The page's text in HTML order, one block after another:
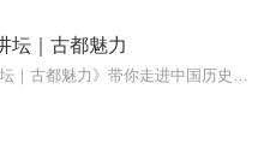
坛｜古都魅力